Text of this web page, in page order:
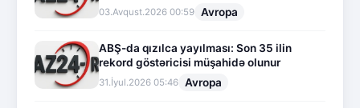
03.Avqust.2026 00:59 Avropa
ABŞ-da qızılca yayılması: Son 35 ilin
rekord göstəricisi müşahidə olunur
31.İyul.2026 05:46 Avropa